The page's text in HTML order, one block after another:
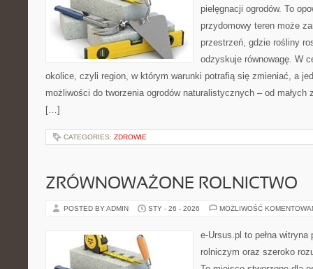
pielęgnacji ogrodów. To
przydomowy teren może
przestrzeń, gdzie rośliny
odzyskuje równowagę. W
okolice, czyli region, w którym warunki potrafią się zmieniać, a
możliwości do tworzenia ogrodów naturalistycznych – od małych
[…]
CATEGORIES: ZDROWIE
ZRÓWNOWAŻONE ROLNICTWO
POSTED BY ADMIN STY - 26 - 2026 MOŻLIWOŚĆ
e-Ursus.pl to pełna
rolniczym oraz szeroko